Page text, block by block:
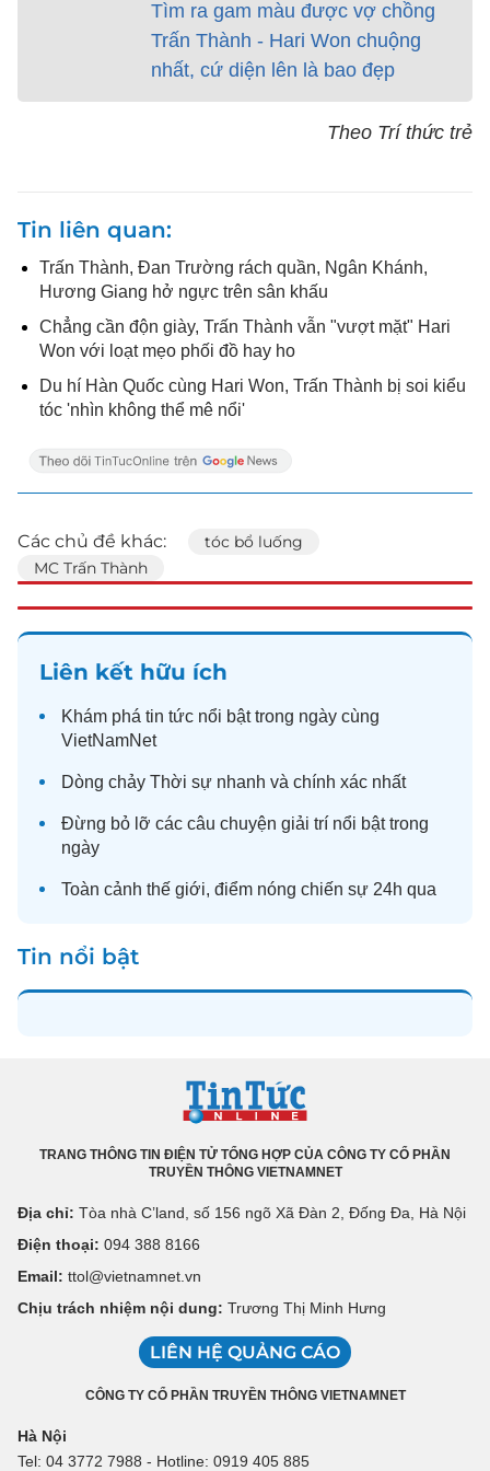
Tìm ra gam màu được vợ chồng
Trấn Thành - Hari Won chuộng
nhất, cứ diện lên là bao đẹp
Theo Trí thức trẻ
Tin liên quan
Trấn Thành, Đan Trường rách quần, Ngân Khánh,
Hương Giang hở ngực trên sân khấu
Chẳng cần độn giày, Trấn Thành vẫn "vượt mặt" Hari
Won với loạt mẹo phối đồ hay ho
Du hí Hàn Quốc cùng Hari Won, Trấn Thành bị soi kiểu
tóc 'nhìn không thể mê nổi'
Các chủ đề khác:
tóc bổ luống
MC Trấn Thành
Liên kết hữu ích
Khám phá tin tức nổi bật trong ngày cùng
VietNamNet
Dòng chảy Thời sự nhanh và chính xác nhất
Đừng bỏ lỡ các câu chuyện giải trí nổi bật trong
ngày
Toàn cảnh thế giới, điểm nóng chiến sự 24h qua
Tin nổi bật
TRANG THÔNG TIN ĐIỆN TỬ TỔNG HỢP CỦA CÔNG TY CỔ PHẦN
TRUYỀN THÔNG VIETNAMNET
Địa chỉ: Tòa nhà C’land, số 156 ngõ Xã Đàn 2, Đống Đa, Hà Nội
Điện thoại: 094 388 8166
Email: ttol@vietnamnet.vn
Chịu trách nhiệm nội dung: Trương Thị Minh Hưng
LIÊN HỆ QUẢNG CÁO
CÔNG TY CỔ PHẦN TRUYỀN THÔNG VIETNAMNET
Hà Nội
Tel: 04 3772 7988 - Hotline: 0919 405 885